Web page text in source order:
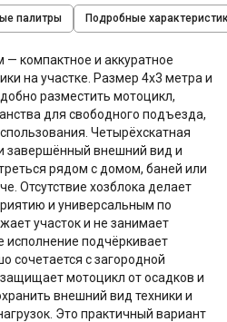
палитры Подробные
компактное и аккуратное
на участке. Размер 4х3 метра и
разместить мотоцикл,
для свободного подъезда,
Четырёхскатная
завершённый внешний вид и
рядом с домом, баней или
Отсутствие хозблока делает
и универсальным по
участок и не занимает
подчёркивает
сочетается с загородной
мотоцикл от осадков и
внешний вид техники и
Это практичный вариант